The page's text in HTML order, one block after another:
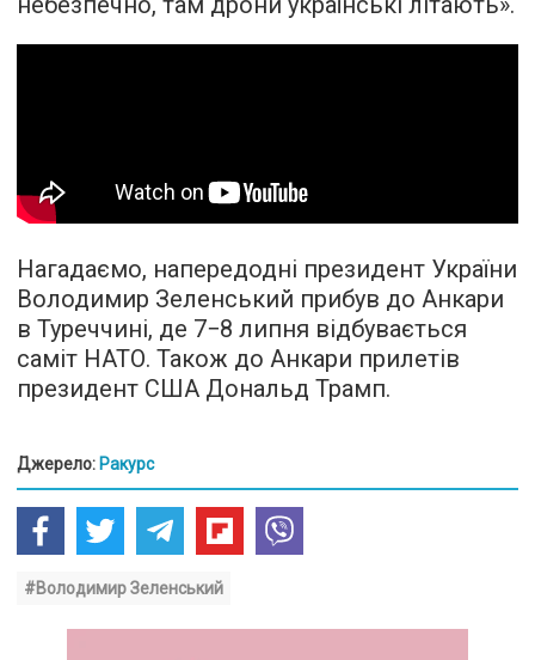
Нагадаємо, напередодні президент України
Володимир Зеленський прибув до Анкари
в Туреччині, де 7−8 липня відбувається
саміт НАТО. Також до Анкари прилетів
президент США Дональд Трамп.
Джерело: Ракурс
#Володимир Зеленський